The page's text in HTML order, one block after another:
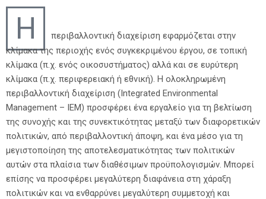
Η
περιβαλλοντική διαχείριση εφαρμόζεται στην
κλίμακα της περιοχής ενός συγκεκριμένου έργου, σε τοπική
κλίμακα (π.χ. ενός οικοσυστήματος) αλλά και σε ευρύτερη
κλίμακα (π.χ. περιφερειακή ή εθνική). Η ολοκληρωμένη
περιβαλλοντική διαχείριση (Integrated Environmental
Management – ΙΕΜ) προσφέρει ένα εργαλείο για τη βελτίωση
της συνοχής και της συνεκτικότητας μεταξύ των διαφορετικών
πολιτικών, από περιβαλλοντική άποψη, και ένα μέσο για τη
μεγιστοποίηση της αποτελεσματικότητας των πολιτικών
αυτών στα πλαίσια των διαθέσιμων προϋπολογισμών. Μπορεί
επίσης να προσφέρει μεγαλύτερη διαφάνεια στη χάραξη
πολιτικών και να ενθαρρύνει μεγαλύτερη συμμετοχή και